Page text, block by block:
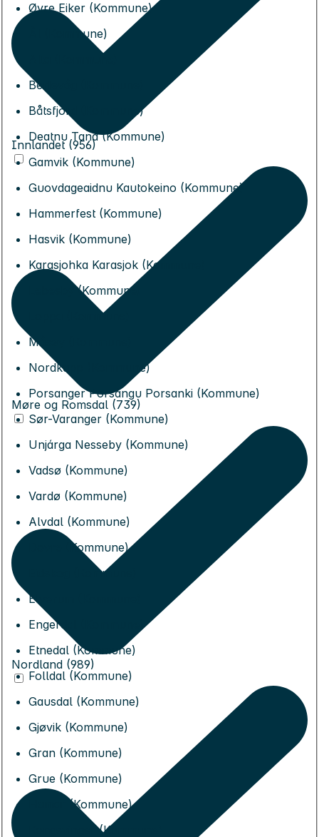
Øvre Eiker (Kommune)
Ål (Kommune)
Berlevåg (Kommune)
Båtsfjord (Kommune)
Deatnu Tana (Kommune)
Gamvik (Kommune)
Guovdageaidnu Kautokeino (Kommune)
Hammerfest (Kommune)
Hasvik (Kommune)
Karasjohka Karasjok (Kommune)
Lebesby (Kommune)
Loppa (Kommune)
Måsøy (Kommune)
Nordkapp (Kommune)
Porsanger Porsángu Porsanki (Kommune)
Sør-Varanger (Kommune)
Unjárga Nesseby (Kommune)
Vadsø (Kommune)
Vardø (Kommune)
Alvdal (Kommune)
Dovre (Kommune)
Eidskog (Kommune)
Elverum (Kommune)
Engerdal (Kommune)
Etnedal (Kommune)
Folldal (Kommune)
Gausdal (Kommune)
Gjøvik (Kommune)
Gran (Kommune)
Grue (Kommune)
Hamar (Kommune)
Kongsvinger (Kommune)
Innlandet (956)
Møre og Romsdal (739)
Nordland (989)